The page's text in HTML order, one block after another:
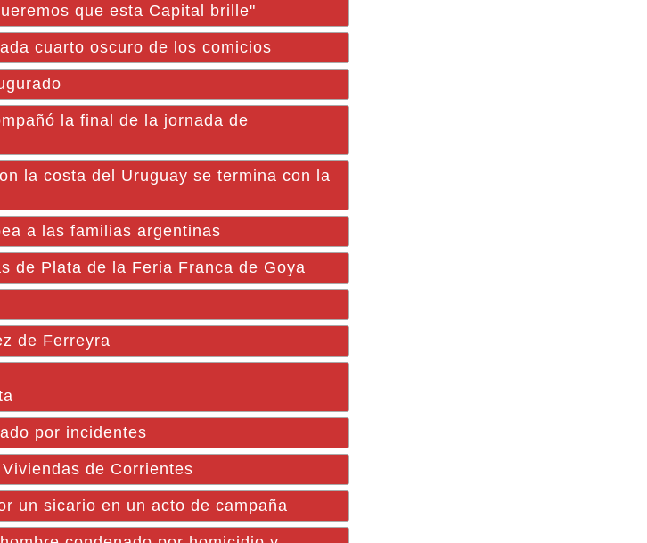
que esta Capital brille"
cuarto oscuro de los comicios
la final de la jornada de
la costa del Uruguay se termina con la
a las familias argentinas
de Plata de la Feria Franca de Goya
de Ferreyra
por incidentes
de Corrientes
un sicario en un acto de campaña